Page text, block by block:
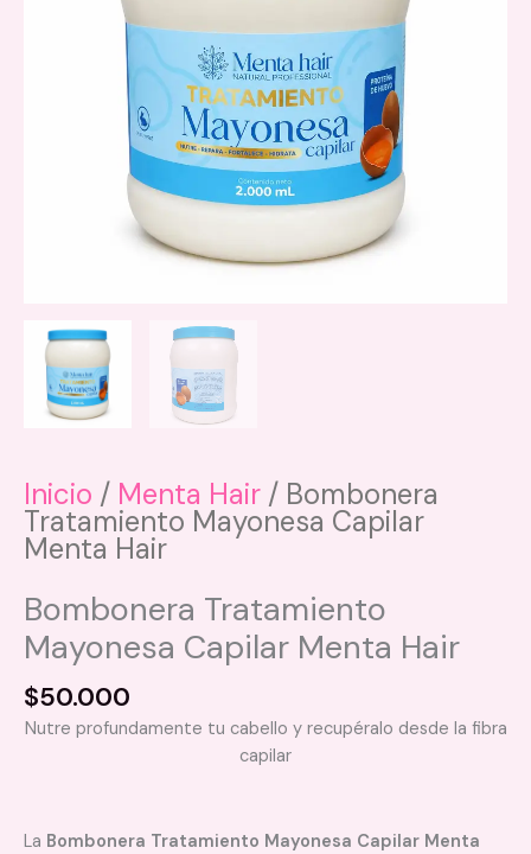
Inicio / Menta Hair / Bombonera
Tratamiento Mayonesa Capilar
Menta Hair
Bombonera Tratamiento
Mayonesa Capilar Menta Hair
$50.000
Nutre profundamente tu cabello y recupéralo desde la fibra
capilar
La Bombonera Tratamiento Mayonesa Capilar Menta